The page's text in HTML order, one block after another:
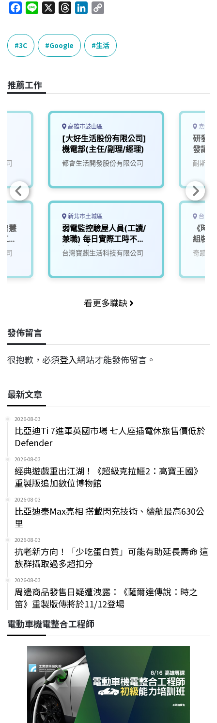
c
e
b
o
k
e
r
e
a
n
e
n
p
y
L
k
3C Google 生活
推薦工作
司
慧
程
員
司
高雄市鼓山區
[大好生活股份有限公司]
機電部(主任/副理/經理)
都會生活開發股份有限公司
新北市土城區
弱電監控驗屋人員(工讀/
兼職) 每日實際工時不超
過6小時
台灣寶麒生活科技有限公司
嘉義
研發
發讓
來)1
耐斯企
台中
《時
組裝
奇蹟生
看更多職缺
發佈留言
很抱歉，必須登入網站才能發佈留言。
最新文章
2026-08-03
比亞迪Ti 7進軍英國市場 七人座插電休旅售價低於
Defender
2026-08-03
經典遊戲重出江湖！《超級克拉鱷2：高寶王國》
重製版追加數位博物館
2026-08-03
比亞迪秦Max亮相 搭載閃充技術、續航最高630公
里
2026-08-03
抗老新方向！「少吃蛋白質」可能有助延長壽命 這
族群攝取過多超扣分
2026-08-03
周邊商品發售日疑遭洩露：《薩爾達傳說：時之
笛》重製版傳將於11/12登場
電動車機電整合工程師